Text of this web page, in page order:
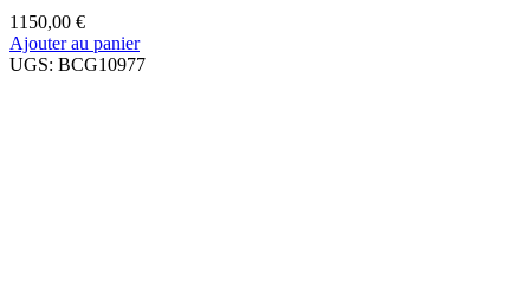
1150,00 €
Ajouter au panier
UGS: BCG10977